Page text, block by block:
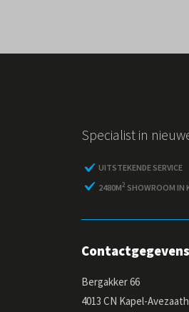
Specialist in
UITSTEKENDE SERVICE
2480M2 SHOWROOM IN
Contactgegevens
Bergakker 66
4013 CN Kapel-Avezaath